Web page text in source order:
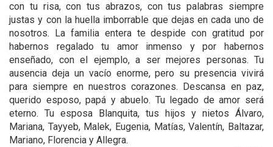
con tu risa, con tus abrazos, con tus palabras siempre
justas y con la huella imborrable que dejas en cada uno de
nosotros. La familia entera te despide con gratitud por
habernos regalado tu amor inmenso y por habernos
enseñado, con el ejemplo, a ser mejores personas. Tu
ausencia deja un vacío enorme, pero su presencia vivirá
para siempre en nuestros corazones. Descansa en paz,
querido esposo, papá y abuelo. Tu legado de amor será
eterno. Tu esposa Blanquita, tus hijos y nietos Álvaro,
Mariana, Tayyeb, Malek, Eugenia, Matías, Valentín, Baltazar,
Mariano, Florencia y Allegra.